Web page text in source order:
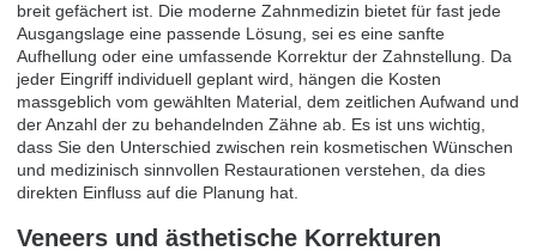
breit gefächert ist. Die moderne Zahnmedizin bietet für fast jede
Ausgangslage eine passende Lösung, sei es eine sanfte
Aufhellung oder eine umfassende Korrektur der Zahnstellung. Da
jeder Eingriff individuell geplant wird, hängen die Kosten
massgeblich vom gewählten Material, dem zeitlichen Aufwand und
der Anzahl der zu behandelnden Zähne ab. Es ist uns wichtig,
dass Sie den Unterschied zwischen rein kosmetischen Wünschen
und medizinisch sinnvollen Restaurationen verstehen, da dies
direkten Einfluss auf die Planung hat.
Veneers und ästhetische Korrekturen